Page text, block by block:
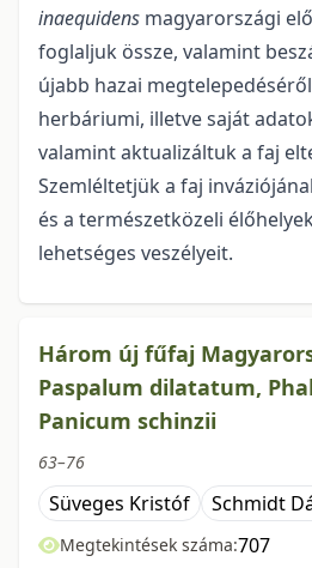
inaequidens magyarországi
foglaljuk össze, valamint
újabb hazai
herbáriumi, illetve saját
valamint ak­tu­a­li­záltuk a faj
Szemléltetjük a faj
és a termé­szet­kö­zeli
lehetséges veszélyeit.
Három új fűfaj
Paspalum dilatatum,
Panicum schinzii
63–76
Süveges Kristóf Schmidt
Megtekintések száma:707